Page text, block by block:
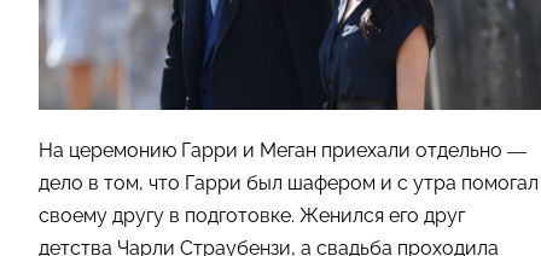
На церемонию Гарри и Меган приехали отдельно —
дело в том, что Гарри был шафером и с утра помогал
своему другу в подготовке. Женился его друг
детства Чарли Страубензи, а свадьба проходила